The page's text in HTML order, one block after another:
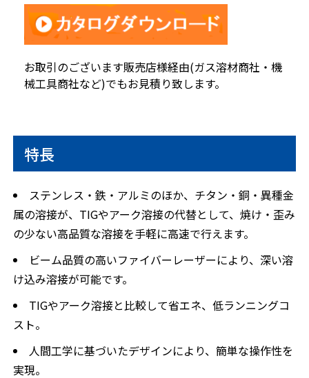
お取引のございます販売店様経由(ガス溶材商社・機
械工具商社など)でもお見積り致します。
特長
ステンレス・鉄・アルミのほか、チタン・銅・異種金
属の溶接が、TIGやアーク溶接の代替として、焼け・歪み
の少ない高品質な溶接を手軽に高速で行えます。
ビーム品質の高いファイバーレーザーにより、深い溶
け込み溶接が可能です。
TIGやアーク溶接と比較して省エネ、低ランニングコ
スト。
人間工学に基づいたデザインにより、簡単な操作性を
実現。